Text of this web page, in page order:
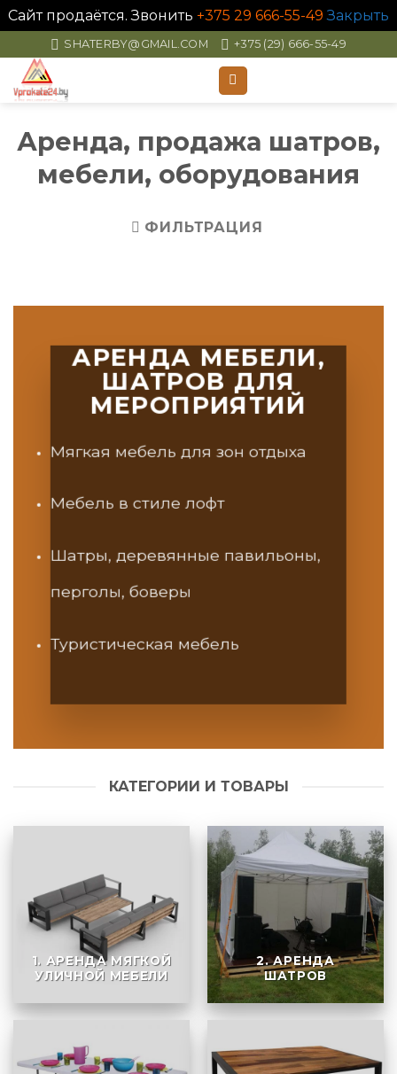
Сайт продаётся. Звонить +375 29 666-55-49 Закрыть
to
content
SHATERBY@GMAIL.COM +375 (29) 666-55-49
Аренда, продажа шатров,
мебели, оборудования
ФИЛЬТРАЦИЯ
АРЕНДА МЕБЕЛИ,
ШАТРОВ ДЛЯ
МЕРОПРИЯТИЙ
Мягкая мебель для зон отдыха
Мебель в стиле лофт
Шатры, деревянные павильоны,
перголы, боверы
Туристическая мебель
КАТЕГОРИИ И ТОВАРЫ
1. АРЕНДА МЯГКОЙ
УЛИЧНОЙ МЕБЕЛИ
2. АРЕНДА
ШАТРОВ